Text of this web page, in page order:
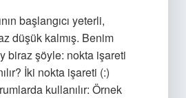
başlangıcı yeterli,
düşük kalmış. Benim
biraz şöyle: nokta işareti
İki nokta işareti (:)
kullanılır: Örnek